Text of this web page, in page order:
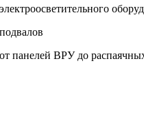
панелей ВРУ до